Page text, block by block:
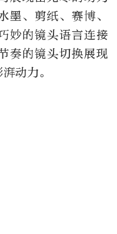
墨、剪纸、赛博、
妙的镜头语言连接
奏的镜头切换展现
动力。